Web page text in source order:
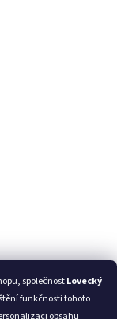
společnostLovecký
funkčnosti tohoto
obsahu